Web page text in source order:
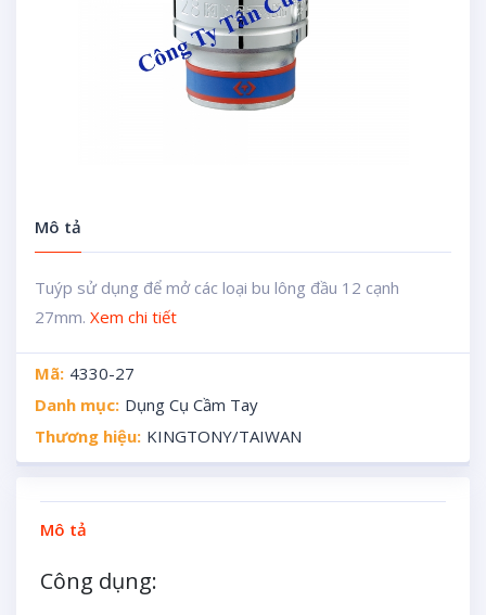
Mô tả
Tuýp sử dụng để mở các loại bu lông đầu 12 cạnh
27mm. Xem chi tiết
Mã: 4330-27
Danh mục: Dụng Cụ Cầm Tay
Thương hiệu: KINGTONY/TAIWAN
Mô tả
Công dụng: